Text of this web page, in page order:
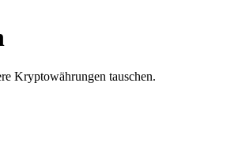
Kryptowährungen tauschen.